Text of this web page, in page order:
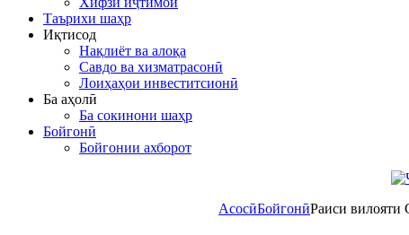
Таърихи шаҳр
Иқтисод
Нақлиёт ва алоқа
Савдо ва хизматрасонӣ
Лоиҳаҳои инвеститсионӣ
Ба аҳолӣ
Ба сокинони шаҳр
Бойгонӣ
Бойгонии ахборот
АсосӣБойгонӣРаиси вилояти